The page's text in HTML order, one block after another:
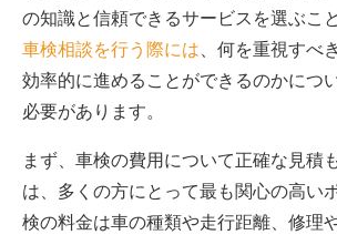
の知識と信頼できるサービスを選ぶこ
車検相談を行う際には、何を重視すべ
効率的に進めることができるのかにつ
必要があります。
まず、車検の費用について正確な見積
は、多くの方にとって最も関心の高い
検の料金は車の種類や走行距離、修理